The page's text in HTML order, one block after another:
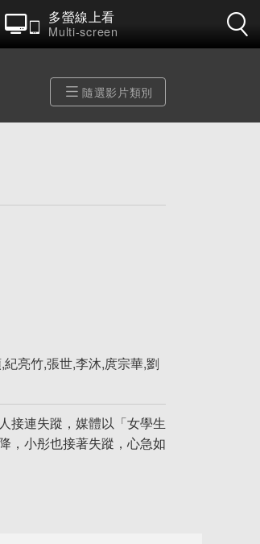
多螢線上看
Multi-screen
隨選影片類別
亮竹,張世,李沐,庹宗華,劉
接連失蹤，媒體以「女學生
，小彤也接著失蹤，心急如